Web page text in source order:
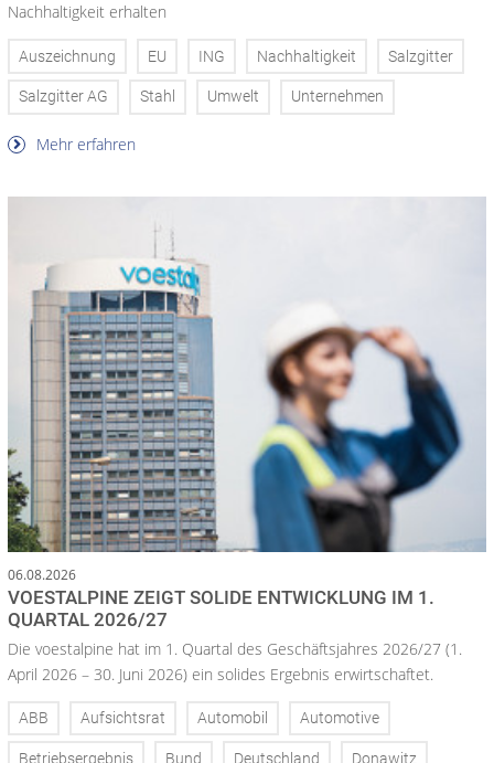
Nachhaltigkeit erhalten
Auszeichnung EU ING Nachhaltigkeit Salzgitter
Salzgitter AG Stahl Umwelt Unternehmen
Mehr erfahren
06.08.2026
VOESTALPINE ZEIGT SOLIDE ENTWICKLUNG IM 1.
QUARTAL 2026/27
Die voestalpine hat im 1. Quartal des Geschäftsjahres 2026/27 (1.
April 2026 – 30. Juni 2026) ein solides Ergebnis erwirtschaftet.
ABB Aufsichtsrat Automobil Automotive
Betriebsergebnis Bund Deutschland Donawitz